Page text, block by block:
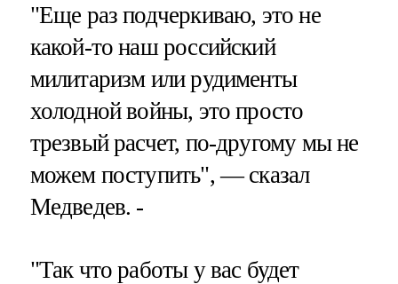
"Еще раз подчеркиваю, это не
какой-то наш российский
милитаризм или рудименты
холодной войны, это просто
трезвый расчет, по-другому мы не
можем поступить", — сказал
Медведев. -
"Так что работы у вас будет